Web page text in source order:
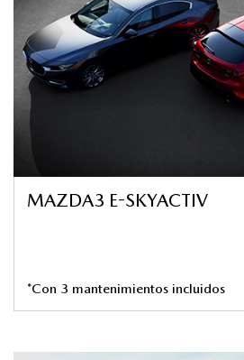
MAZDA3 E-SKYACTIV
*Con 3 mantenimientos incluidos